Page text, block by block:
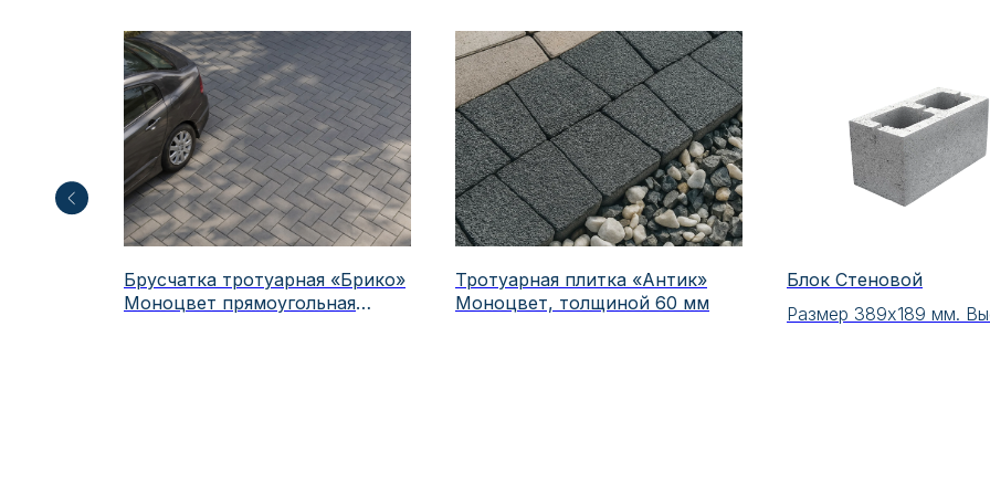
Брусчатка тротуарная «Брико»
Моноцвет прямоугольная
Тротуарная плитка «Антик»
Моноцвет, толщиной 60 мм
Блок Стеновой
Размер 389х189 мм.